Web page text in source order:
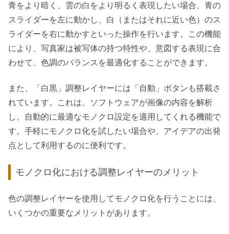
青をより暗く、雲の白をより明るく表現したい場合、青の
スライダーを左に動かし、白（またはそれに近い色）のス
ライダーを右に動かすといった操作を行います。この機能
により、写真家は被写体の持つ特性や、意図する表現に合
わせて、色調のバランスを最適化することができます。
また、「白黒」調整レイヤーには「自動」ボタンも搭載さ
れています。これは、ソフトウェアが画像の内容を解析
し、自動的に最適なモノクロ設定を適用してくれる機能で
す。手軽にモノクロ化を試したい場合や、アイデアの出発
点として利用するのに便利です。
モノクロ化における調整レイヤーのメリット
色の調整レイヤーを使用してモノクロ化を行うことには、
いくつかの重要なメリットがあります。